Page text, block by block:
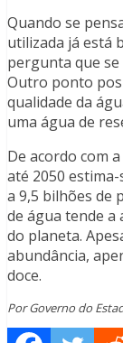
Quando se
utilizada já está
pergunta que
Outro ponto
qualidade da
uma água de
De acordo com
até 2050
a 9,5 bilhões de
de água tende a
do planeta.
abundância,
doce.
Por Governo do